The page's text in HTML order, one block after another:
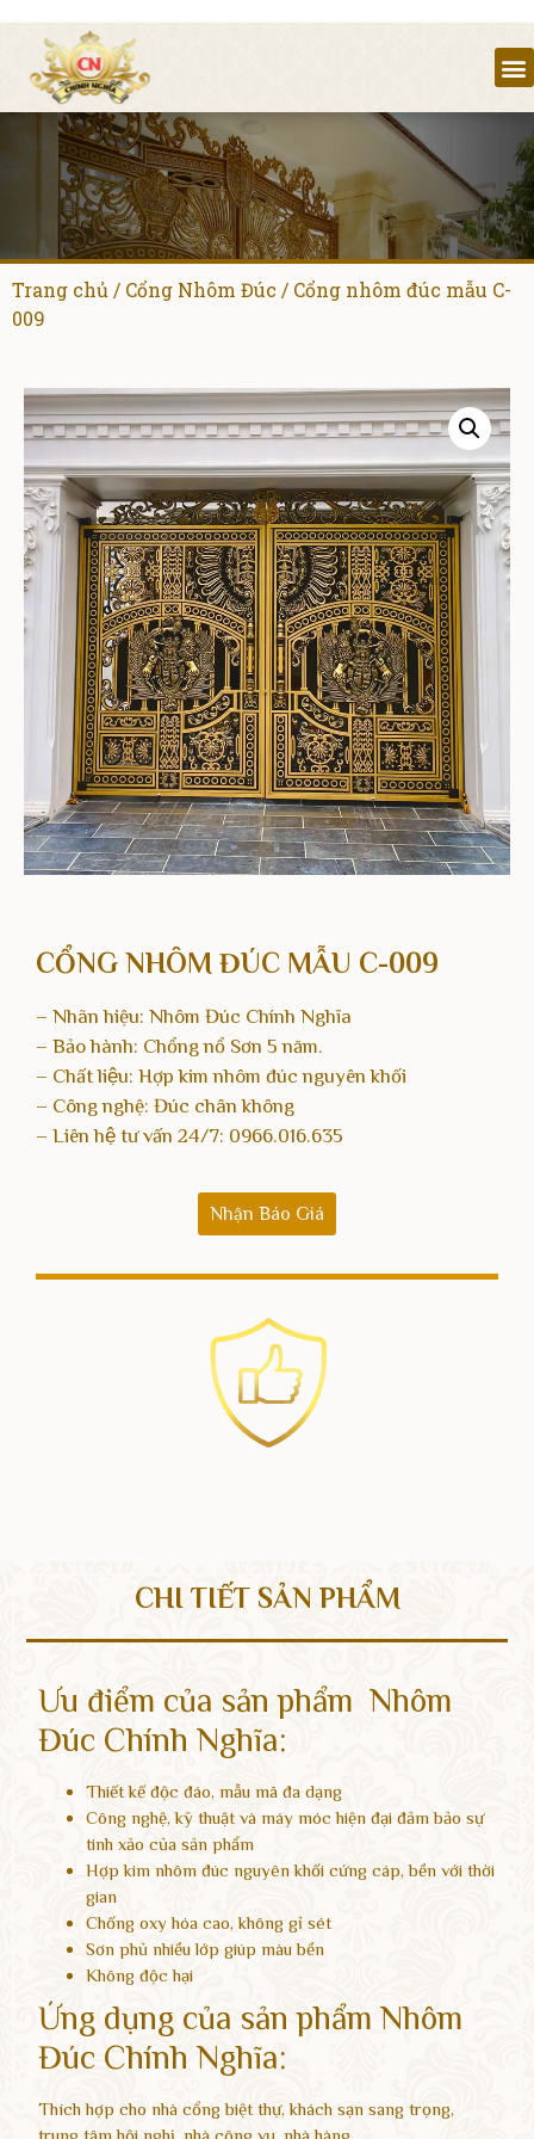
Trang chủ/ Cổng Nhôm Đúc / Cổng nhôm đúc mẫu C-
009
CỔNG NHÔM ĐÚC MẪU C-009
– Nhãn hiệu: Nhôm Đúc Chính Nghĩa
– Bảo hành: Chổng nổ Sơn 5 năm.
– Chất liệu: Hợp kim nhôm đúc nguyên khối
– Công nghệ: Đúc chân không
– Liên hệ tư vấn 24/7: 0966.016.635
Nhận Báo Giá
CHI TIẾT SẢN PHẨM
Ưu điểm của sản phẩm Nhôm
Đúc Chính Nghĩa:
Thiết kế độc đáo, mẫu mã đa dạng
Công nghệ, kỹ thuật và máy móc hiện đại đảm bảo sự
tinh xảo của sản phẩm
Hợp kim nhôm đúc nguyên khối cứng cáp, bền với thời
gian
Chống oxy hóa cao, không gỉ sét
Sơn phủ nhiều lớp giúp màu bền
Không độc hại
Ứng dụng của sản phẩm Nhôm
Đúc Chính Nghĩa:
Thích hợp cho nhà cổng biệt thự, khách sạn sang trọng,
trung tâm hội nghị, nhà công vụ, nhà hàng…